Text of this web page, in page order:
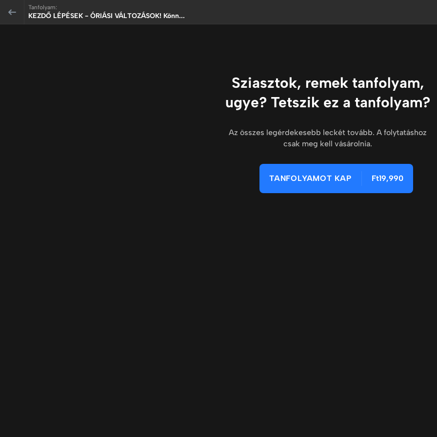
Tanfolyam:
KEZDŐ LÉPÉSEK - ÓRIÁSI VÁLTOZÁSOK! Könn...
Sziasztok, remek tanfolyam,
ugye? Tetszik ez a tanfolyam?
Az összes legérdekesebb leckét tovább. A folytatáshoz
csak meg kell vásárolnia.
TANFOLYAMOT KAP Ft19,990